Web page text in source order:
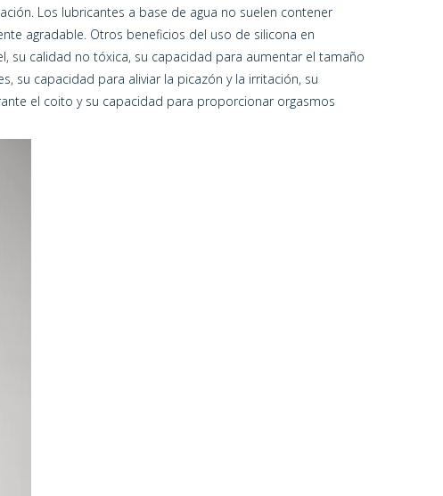
Los lubricantes a base de agua no suelen contener
agradable. Otros beneficios del uso de silicona en
su calidad no tóxica, su capacidad para aumentar el tamaño
su capacidad para aliviar la picazón y la irritación, su
el coito y su capacidad para proporcionar orgasmos